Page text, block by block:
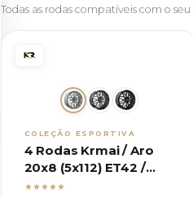
Todas as rodas compatíveis com o
COLEÇÃO ESPORTIVA
4 Rodas Krmai / Aro
20x8 (5x112) ET42 /
Modelo M30 Mercedes
★★★★★